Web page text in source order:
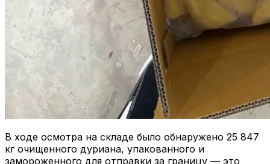
В ходе осмотра на складе было обнаружено 25 847
кг очищенного дуриана, упакованного и
замороженного для отправки за границу — это